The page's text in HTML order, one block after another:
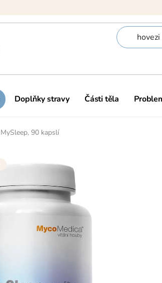
Doplňky stravy Části těla
MySleep, 90 kapslí